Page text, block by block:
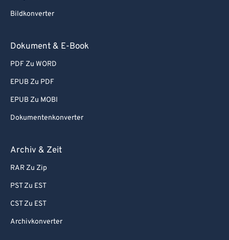
Bildkonverter
Dokument & E-Book
PDF Zu WORD
EPUB Zu PDF
EPUB Zu MOBI
Dokumentenkonverter
Archiv & Zeit
RAR Zu Zip
PST Zu EST
CST Zu EST
Archivkonverter